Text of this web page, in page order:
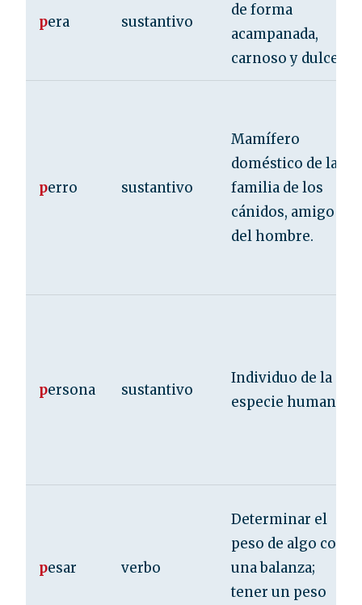
pera sustantivo
de forma
acampanada,
carnoso y dulce.
perro sustantivo
Mamífero
doméstico de la
familia de los
cánidos, amigo
del hombre.
persona sustantivo
Individuo de la
especie humana.
pesar verbo
Determinar el
peso de algo con
una balanza;
tener un peso